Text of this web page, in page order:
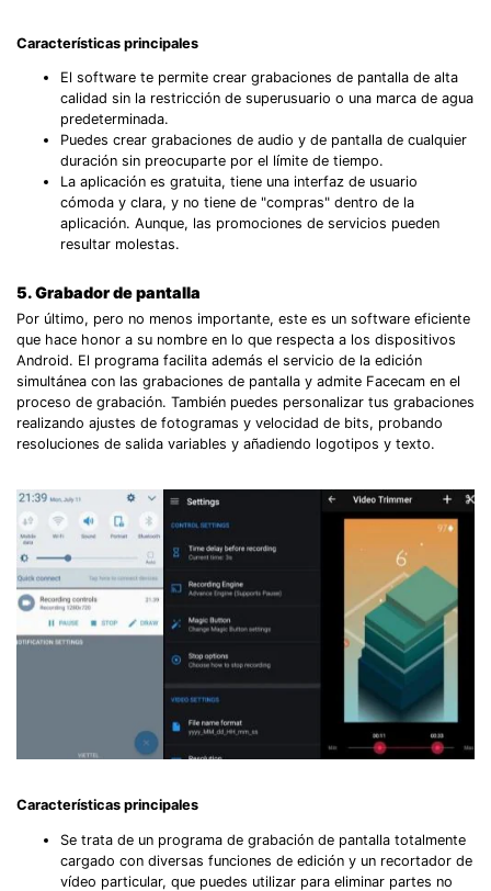
Características principales
El software te permite crear grabaciones de pantalla de alta
calidad sin la restricción de superusuario o una marca de agua
predeterminada.
Puedes crear grabaciones de audio y de pantalla de cualquier
duración sin preocuparte por el límite de tiempo.
La aplicación es gratuita, tiene una interfaz de usuario
cómoda y clara, y no tiene de "compras" dentro de la
aplicación. Aunque, las promociones de servicios pueden
resultar molestas.
5. Grabador de pantalla
Por último, pero no menos importante, este es un software eficiente
que hace honor a su nombre en lo que respecta a los dispositivos
Android. El programa facilita además el servicio de la edición
simultánea con las grabaciones de pantalla y admite Facecam en el
proceso de grabación. También puedes personalizar tus grabaciones
realizando ajustes de fotogramas y velocidad de bits, probando
resoluciones de salida variables y añadiendo logotipos y texto.
Características principales
Se trata de un programa de grabación de pantalla totalmente
cargado con diversas funciones de edición y un recortador de
vídeo particular, que puedes utilizar para eliminar partes no